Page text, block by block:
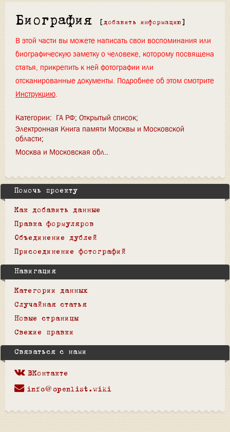
Биография [ добавить информацию ]
В этой части вы можете написать свои воспоминания или
биографическую заметку о человеке, которому посвящена
статья, прикрепить к ней фотографии или
отсканированные документы. Подробнее об этом смотрите
Инструкцию.
Категории: ГА РФ Открытый список
Электронная Книга памяти Москвы и Московской
области
Москва и Московская обл.
Помочь проекту
Как добавить данные
Правка формуляров
Объединение дублей
Присоединение фотографий
Навигация
Категории данных
Случайная статья
Новые страницы
Свежие правки
Связаться с нами
ВКонтакте
info@openlist.wiki